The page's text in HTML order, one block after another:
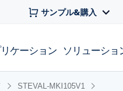
サンプル&購入
ケーション ソリューショ
STEVAL-MKI105V1